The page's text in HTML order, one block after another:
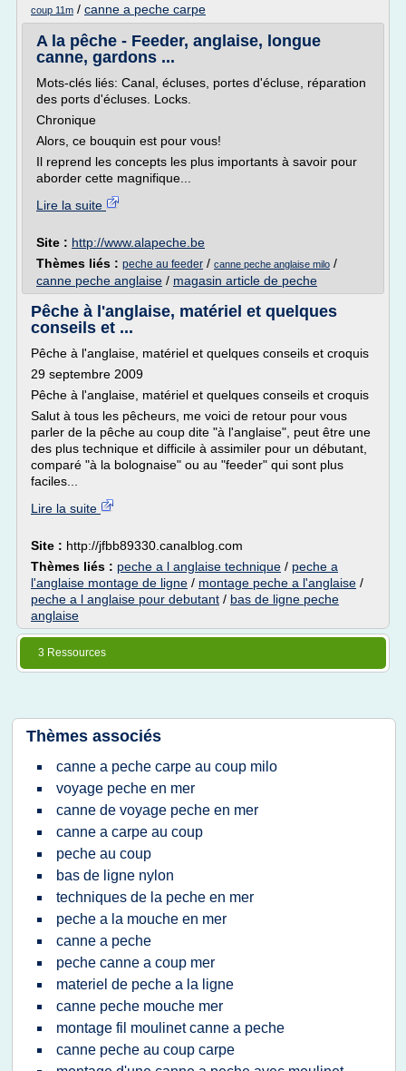
coup 11m / canne a peche carpe
A la pêche - Feeder, anglaise, longue
canne, gardons ...
Mots-clés liés: Canal, écluses, portes d'écluse, réparation
des ports d'écluses. Locks.
Chronique
Alors, ce bouquin est pour vous!
Il reprend les concepts les plus importants à savoir pour
aborder cette magnifique...
Lire la suite
Site : http://www.alapeche.be
Thèmes liés : peche au feeder / canne peche anglaise milo /
canne peche anglaise / magasin article de peche
Pêche à l'anglaise, matériel et quelques
conseils et ...
Pêche à l'anglaise, matériel et quelques conseils et croquis
29 septembre 2009
Pêche à l'anglaise, matériel et quelques conseils et croquis
Salut à tous les pêcheurs, me voici de retour pour vous
parler de la pêche au coup dite "à l'anglaise", peut être une
des plus technique et difficile à assimiler pour un débutant,
comparé "à la bolognaise" ou au "feeder" qui sont plus
faciles...
Lire la suite
Site : http://jfbb89330.canalblog.com
Thèmes liés : peche a l anglaise technique / peche a
l'anglaise montage de ligne / montage peche a l'anglaise /
peche a l anglaise pour debutant / bas de ligne peche
anglaise
3 Ressources
Thèmes associés
canne a peche carpe au coup milo
voyage peche en mer
canne de voyage peche en mer
canne a carpe au coup
peche au coup
bas de ligne nylon
techniques de la peche en mer
peche a la mouche en mer
canne a peche
peche canne a coup mer
materiel de peche a la ligne
canne peche mouche mer
montage fil moulinet canne a peche
canne peche au coup carpe